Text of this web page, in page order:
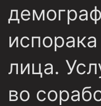
лица.
во